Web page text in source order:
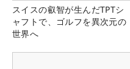
スイスの叡智が生んだTPTシ
ャフトで、ゴルフを異次元の
世界へ